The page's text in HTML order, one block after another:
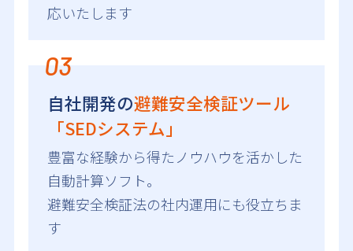
応いたします
03
自社開発の避難安全検証ツール
「SEDシステム」
豊富な経験から得たノウハウを活かした
自動計算ソフト。
避難安全検証法の社内運用にも役立ちま
す